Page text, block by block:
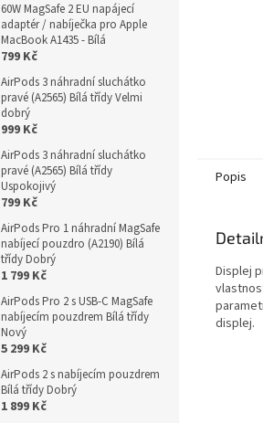
60W MagSafe 2 EU napájecí
adaptér / nabíječka pro Apple
MacBook A1435 - Bílá
799 Kč
AirPods 3 náhradní sluchátko
pravé (A2565) Bílá třídy Velmi
dobrý
999 Kč
AirPods 3 náhradní sluchátko
pravé (A2565) Bílá třídy
Uspokojivý
799 Kč
AirPods Pro 1 náhradní MagSafe
nabíjecí pouzdro (A2190) Bílá
třídy Dobrý
1 799 Kč
AirPods Pro 2 s USB-C MagSafe
nabíjecím pouzdrem Bílá třídy
Nový
5 299 Kč
AirPods 2 s nabíjecím pouzdrem
Bílá třídy Dobrý
1 899 Kč
Popis
Displej
displej.